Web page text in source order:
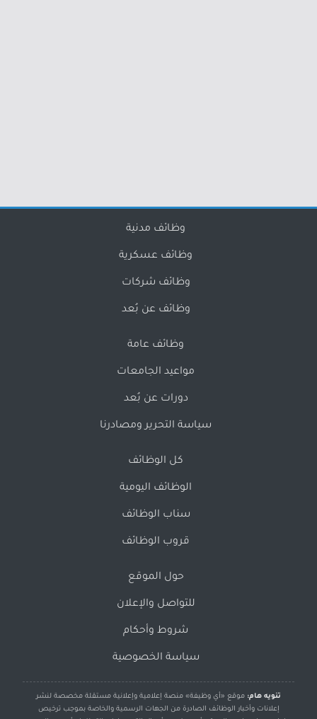
وظائف مدنية
وظائف عسكرية
وظائف شركات
وظائف عن بُعد
وظائف عامة
مواعيد الجامعات
دورات عن بُعد
سياسة التحرير ومصادرنا
كل الوظائف
الوظائف اليومية
سناب الوظائف
قروب الوظائف
حول الموقع
للتواصل والإعلان
شروط وأحكام
سياسة الخصوصية
تنويه هام: موقع «أي وظيفة» منصة إعلامية وإعلانية مستقلة مخصصة لنشر
إعلانات وأخبار الوظائف الصادرة من الجهات الرسمية والخاصة بموجب ترخيص